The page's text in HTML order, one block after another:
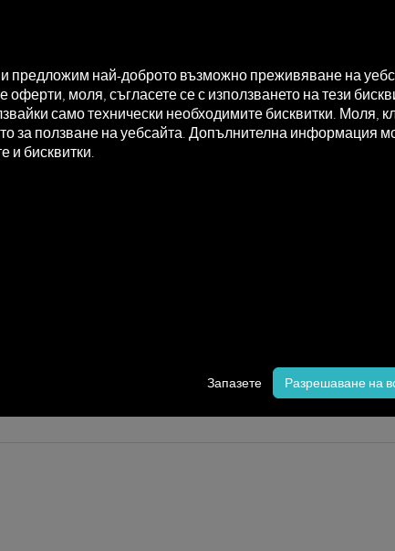
предложим най-доброто възможно преживяване на
моля, съгласете се с използването на тези
само технически необходимите бисквитки. Моля,
за ползване на уебсайта. Допълнителна информация
и бисквитки.
Запазете Разрешаване на